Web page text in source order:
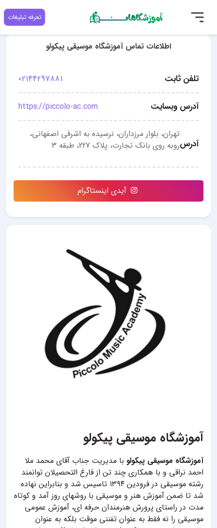
تعرفه تبلیغات
آموزشگاه موسیقی پیکولو
آموزشگاه موسیقی پیکولو با مدیریت جناب آقای محمد ملا
احمد نراقی و با همکاری چند تن از فارغ التحصیلان توانمند
رشته موسیقی در فرودین ١٣٩۴ تاسیس شد و بنابراین نهاده
شد تا ضمن آموزش هنر و موسیقی با روشهای روز آمد و کوتاه
مدت در راستای پرورش هنرمندان حرفه ای، آموزش عمومی
موسیقی را نه فقط به عنوان تفننی موقت بلکه به عنوان
اطلاعات تماس آموزشگاه موسیقی پیکولو
تلفن ثابت 02144297881
آدرس وبسایت https://piccolo-ac.com
آدرس
تهران، بلوار مرزداران، نرسیده به اشرفی اصفهانی،
روبه روی بانک تجارت، پلاک 227، طبقه 3
آیدی اینستاگرام